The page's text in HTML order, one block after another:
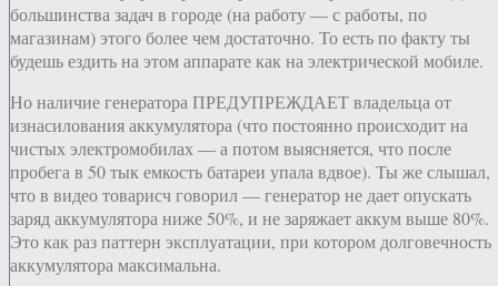
большинства задач в городе (на работу — с работы, по
магазинам) этого более чем достаточно. То есть по факту ты
будешь ездить на этом аппарате как на электрической мобиле.
Но наличие генератора ПРЕДУПРЕЖДАЕТ владельца от
изнасилования аккумулятора (что постоянно происходит на
чистых электромобилах — а потом выясняется, что после
пробега в 50 тык емкость батареи упала вдвое). Ты же слышал,
что в видео товарисч говорил — генератор не дает опускать
заряд аккумулятора ниже 50%, и не заряжает аккум выше 80%.
Это как раз паттерн эксплуатации, при котором долговечность
аккумулятора максимальна.